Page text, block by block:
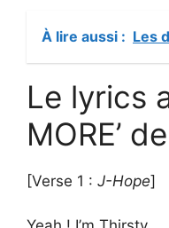
À lire aussi : Les
Le lyrics
MORE’
[Verse 1 : ​J-Hope]